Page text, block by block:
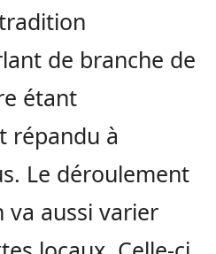
de branche de
étant
répandu à
Le déroulement
va aussi varier